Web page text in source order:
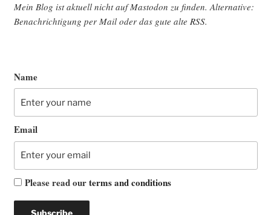
Mein Blog ist aktu­ell nicht auf Mast­o­don zu fin­den. Alter­na­ti­ve:
Benach­rich­ti­gung per Mail oder das gute alte RSS.
Name
Email
Please read ourterms and conditions